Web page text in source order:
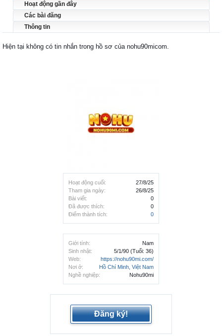
Hoạt động cuối:
27/8/25
Tham gia ngày:
26/8/25
Bài viết:
0
Đã được thích:
0
Điểm thành tích:
0
Giới tính:
Nam
Sinh nhật:
5/1/90 (Tuổi: 36)
Web:
https://nohu90mi.com/
Nơi ở:
Hồ Chí Minh, Việt Nam
Nghề nghiệp:
Nohu90mi
Hoạt động gần đây
Các bài đăng
Thông tin
Hiện tại không có tin nhắn trong hồ sơ của nohu90micom.
Đăng ký!